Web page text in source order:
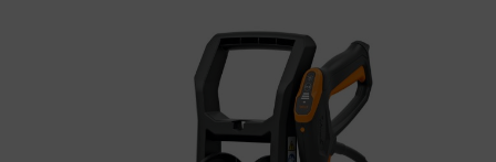
Technologia akumulatorów STIHL w
Wyposażenie i działanie systemu AK